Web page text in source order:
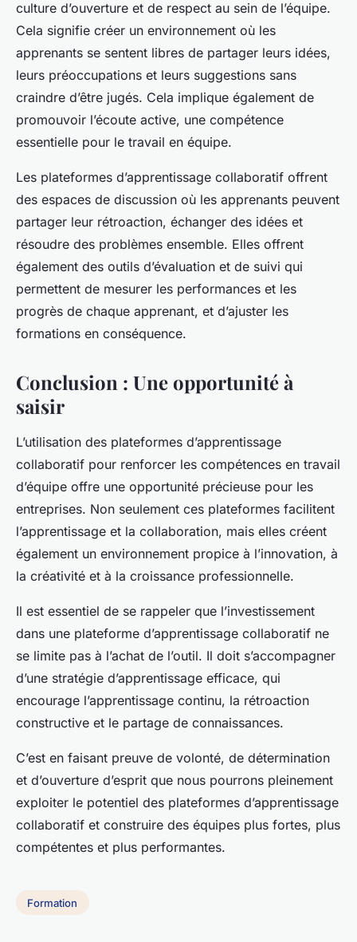
culture d’ouverture et de respect au sein de l’équipe.
Cela signifie créer un environnement où les
apprenants se sentent libres de partager leurs idées,
leurs préoccupations et leurs suggestions sans
craindre d’être jugés. Cela implique également de
promouvoir l’écoute active, une compétence
essentielle pour le travail en équipe.
Les plateformes d’apprentissage collaboratif offrent
des espaces de discussion où les apprenants peuvent
partager leur rétroaction, échanger des idées et
résoudre des problèmes ensemble. Elles offrent
également des outils d’évaluation et de suivi qui
permettent de mesurer les performances et les
progrès de chaque apprenant, et d’ajuster les
formations en conséquence.
Conclusion : Une opportunité à
saisir
L’utilisation des plateformes d’apprentissage
collaboratif pour renforcer les compétences en travail
d’équipe offre une opportunité précieuse pour les
entreprises. Non seulement ces plateformes facilitent
l’apprentissage et la collaboration, mais elles créent
également un environnement propice à l’innovation, à
la créativité et à la croissance professionnelle.
Il est essentiel de se rappeler que l’investissement
dans une plateforme d’apprentissage collaboratif ne
se limite pas à l’achat de l’outil. Il doit s’accompagner
d’une stratégie d’apprentissage efficace, qui
encourage l’apprentissage continu, la rétroaction
constructive et le partage de connaissances.
C’est en faisant preuve de volonté, de détermination
et d’ouverture d’esprit que nous pourrons pleinement
exploiter le potentiel des plateformes d’apprentissage
collaboratif et construire des équipes plus fortes, plus
compétentes et plus performantes.
Formation